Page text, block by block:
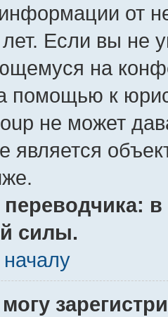
от
Если вы не
на
помощью к
не может
является
силы.